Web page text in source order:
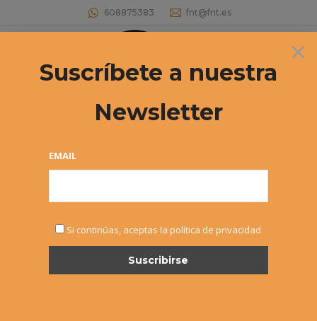
608875383 fnt@fnt.es
Buscar:
34º Circuito Navarro por equipos de
×
Suscríbete a nuestra
Newsletter
EMAIL
Si continúas, aceptas la política de privacidad